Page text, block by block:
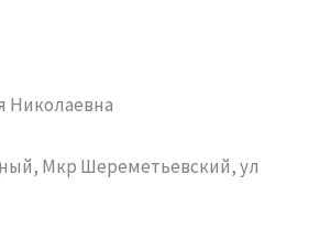
Николаевна
Мкр Шереметьевский, ул